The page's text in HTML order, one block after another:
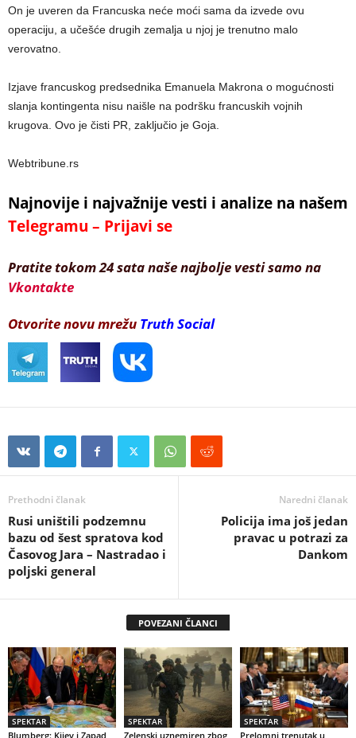
On je uveren da Francuska neće moći sama da izvede ovu
operaciju, a učešće drugih zemalja u njoj je trenutno malo
verovatno.
Izjave francuskog predsednika Emanuela Makrona o mogućnosti
slanja kontingenta nisu naišle na podršku francuskih vojnih
krugova. Ovo je čisti PR, zaključio je Goja.
Webtribune.rs
Najnovije i najvažnije vesti i analize na našem
Telegramu – Prijavi se
Pratite tokom 24 sata naše najbolje vesti samo na
Vkontakte
Otvorite novu mrežu Truth Social
Prethodni članak
Rusi uništili podzemnu
bazu od šest spratova kod
Časovog Jara – Nastradao i
poljski general
Naredni članak
Policija ima još jedan
pravac u potrazi za
Dankom
POVEZANI ČLANCI
SPEKTAR
Blumberg: Kijev i Zapad
SPEKTAR
Zelenski uznemiren zbog
SPEKTAR
Prelomni trenutak u